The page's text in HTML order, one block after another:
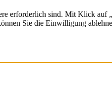
erforderlich sind. Mit Klick auf
Sie die Einwilligung